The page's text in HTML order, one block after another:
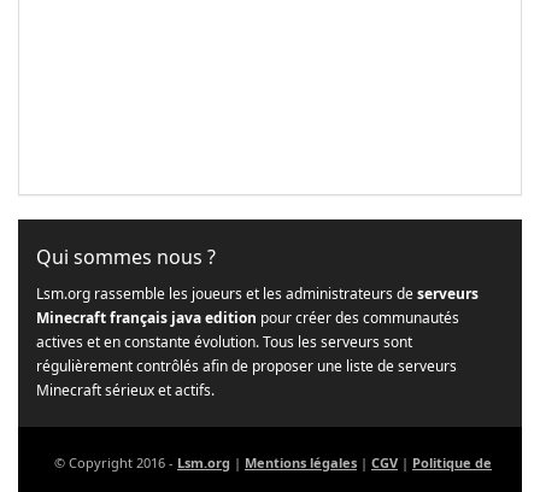
Qui sommes nous ?
Lsm.org rassemble les joueurs et les administrateurs deserveurs
Minecraft français java edition pour créer des communautés
actives et en constante évolution. Tous les serveurs sont
régulièrement contrôlés afin de proposer une liste de serveurs
Minecraft sérieux et actifs.
© Copyright 2016 - Lsm.org | Mentions légales | CGV | Politique de